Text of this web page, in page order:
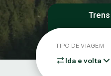
Trens
TIPO DE VIAGEM
Ida e volta